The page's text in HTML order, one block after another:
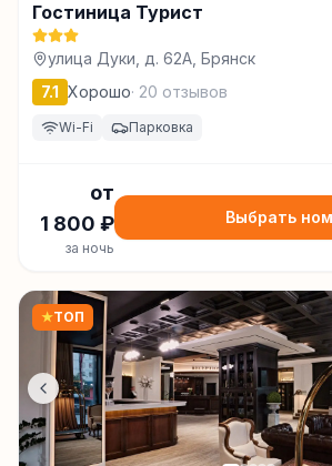
Гостиница Турист
улица Дуки, д. 62А, Брянск
7.1 Хорошо· 20 отзывов
Wi-Fi Парковка
от
1 800 ₽
за ночь
Выбрать
★ТОП